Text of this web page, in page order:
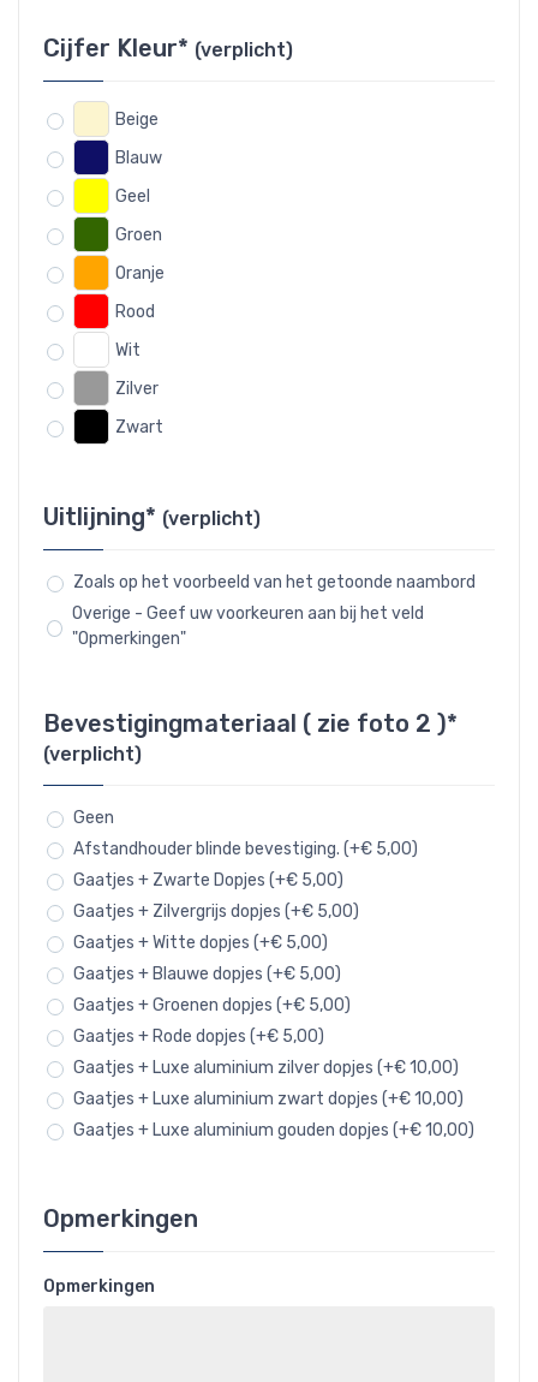
Cijfer Kleur* (verplicht)
Beige
Blauw
Geel
Groen
Oranje
Rood
Wit
Zilver
Zwart
Uitlijning* (verplicht)
Zoals op het voorbeeld van het getoonde naambord
Overige - Geef uw voorkeuren aan bij het veld
"Opmerkingen"
Bevestigingmateriaal ( zie foto 2 )*
(verplicht)
Geen
Afstandhouder blinde bevestiging. (+€ 5,00)
Gaatjes + Zwarte Dopjes (+€ 5,00)
Gaatjes + Zilvergrijs dopjes (+€ 5,00)
Gaatjes + Witte dopjes (+€ 5,00)
Gaatjes + Blauwe dopjes (+€ 5,00)
Gaatjes + Groenen dopjes (+€ 5,00)
Gaatjes + Rode dopjes (+€ 5,00)
Gaatjes + Luxe aluminium zilver dopjes (+€ 10,00)
Gaatjes + Luxe aluminium zwart dopjes (+€ 10,00)
Gaatjes + Luxe aluminium gouden dopjes (+€ 10,00)
Opmerkingen
Opmerkingen